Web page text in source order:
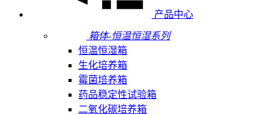
产品中心
箱体-恒温恒湿系列
恒温恒湿箱
生化培养箱
霉菌培养箱
药品稳定性试验箱
二氧化碳培养箱